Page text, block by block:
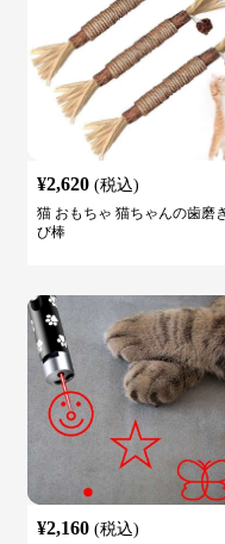
¥2,620 (税込)
猫 おもちゃ 猫ちゃんの歯磨
び棒
¥2,160 (税込)